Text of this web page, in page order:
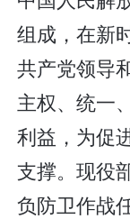
组成，在新
共产党领导
主权、统一
利益，为促
支撑。现役
负防卫作战